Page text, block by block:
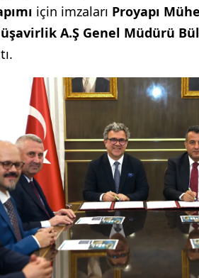
için imzaları Proyapı
A.Ş Genel Müdürü